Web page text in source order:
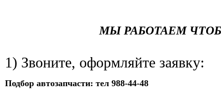
МЫ РАБОТАЕМ
1) Звоните, оформляйте заявку:
Подбор автозапчасти: тел 988-44-48